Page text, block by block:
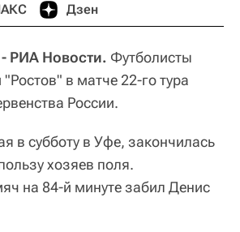
Дзен
РИА Новости. Футболисты
в матче 22-го тура
России.
в субботу в Уфе, закончилась
хозяев поля.
на 84-й минуте забил Денис